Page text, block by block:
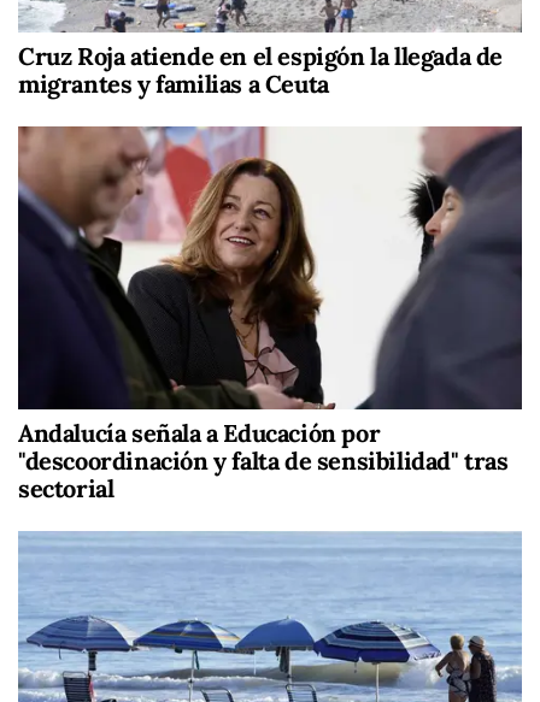
Cruz Roja atiende en el espigón la llegada de
migrantes y familias a Ceuta
Andalucía señala a Educación por
"descoordinación y falta de sensibilidad" tras
sectorial